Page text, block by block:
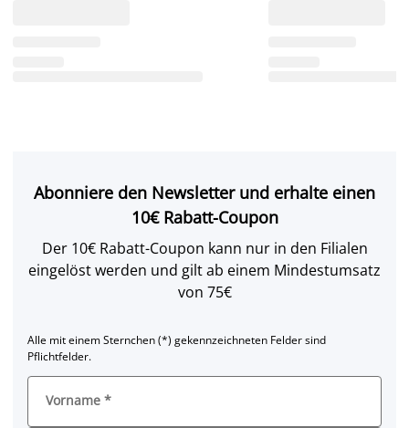
Abonniere den Newsletter und erhalte einen
10€ Rabatt-Coupon
Der 10€ Rabatt-Coupon kann nur in den Filialen
eingelöst werden und gilt ab einem Mindestumsatz
von 75€
Alle mit einem Sternchen (*) gekennzeichneten Felder sind
Pflichtfelder.
Vorname *